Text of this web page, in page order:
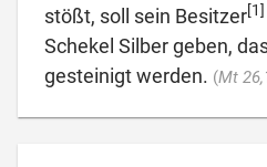
stößt, soll sein Besitzer[1]
Schekel Silber geben,
gesteinigt werden. (Mt